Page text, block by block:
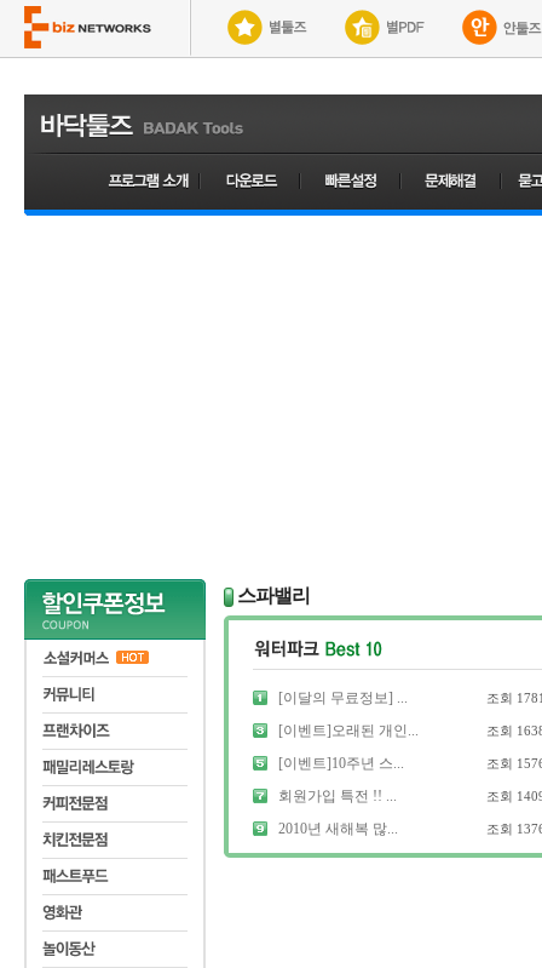
스파밸리
[이달의 무료정보] ... 조회
[이벤트]오래된 개인... 조회
[이벤트]10주년 스... 조회
회원가입 특전 !! ... 조회
2010년 새해복 많... 조회